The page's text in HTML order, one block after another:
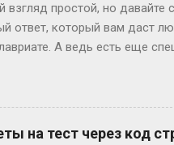
60 кг и при этом выг...
простой, но давайте
ответ, который вам даст
А ведь есть еще
бакалавриат
науки? Четыре года.
– экватор, и четвертый
на тест через код